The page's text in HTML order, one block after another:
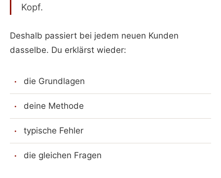
Kopf.
Deshalb passiert bei jedem neuen Kunden
dasselbe. Du erklärst wieder:
die Grundlagen
deine Methode
typische Fehler
die gleichen Fragen